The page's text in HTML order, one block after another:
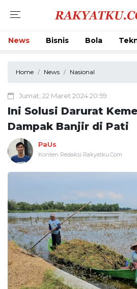
News Bisnis Bola
Home News Nasional
Jumat, 22 Maret 2024 20:59
Ini Solusi Darurat
Dampak Banjir di Pati
PaUs
Konten Redaksi Rakyatku.Com